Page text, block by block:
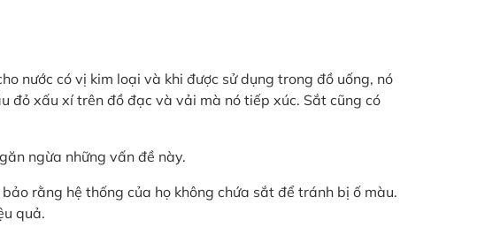
nước có vị kim loại và khi được sử dụng trong đồ uống, nó
đỏ xấu xí trên đồ đạc và vải mà nó tiếp xúc. Sắt cũng có
ngừa những vấn đề này.
rằng hệ thống của họ không chứa sắt để tránh bị ố màu.
quả.